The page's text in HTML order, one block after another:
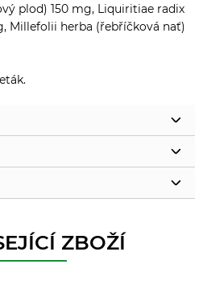
plod) 150 mg, Liquiritiae radix
Millefolii herba (řebříčková nať)
ZBOŽÍ